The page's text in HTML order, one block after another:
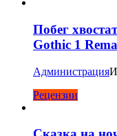
Побег
Gothic 1
Администрация
Рецензии